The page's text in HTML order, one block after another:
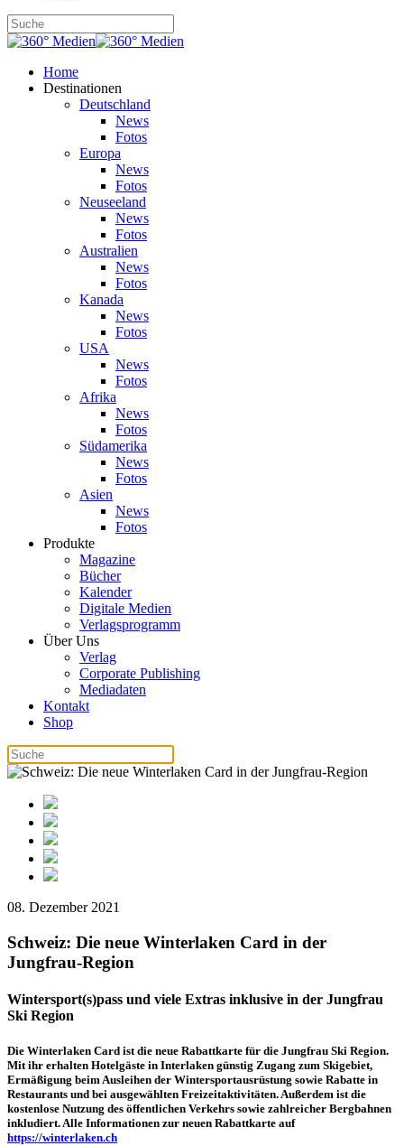
Home
Destinationen
Deutschland
News
Fotos
Europa
News
Fotos
Neuseeland
News
Fotos
Australien
News
Fotos
Kanada
News
Fotos
USA
News
Fotos
Afrika
News
Fotos
Südamerika
News
Fotos
Asien
News
Fotos
Produkte
Magazine
Bücher
Kalender
Digitale Medien
Verlagsprogramm
Über Uns
Verlag
Corporate Publishing
Mediadaten
Kontakt
Shop
08. Dezember 2021
Schweiz: Die neue Winterlaken Card in der
Jungfrau-Region
Wintersport(s)pass und viele Extras inklusive in der Jungfrau
Ski Region
Die Winterlaken Card ist die neue Rabattkarte für die Jungfrau Ski Region.
Mit ihr erhalten Hotelgäste in Interlaken günstig Zugang zum Skigebiet,
Ermäßigung beim Ausleihen der Wintersportausrüstung sowie Rabatte in
Restaurants und bei ausgewählten Freizeitaktivitäten. Außerdem ist die
kostenlose Nutzung des öffentlichen Verkehrs sowie zahlreicher Bergbahnen
inkludiert. Alle Informationen zur neuen Rabattkarte auf
https://winterlaken.ch